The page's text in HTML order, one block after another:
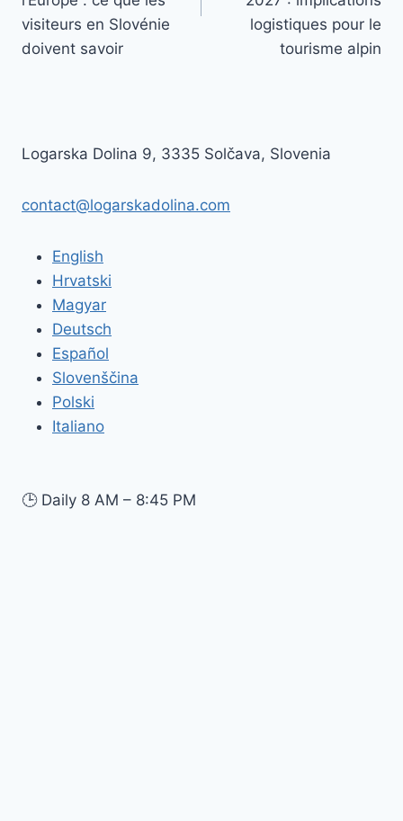
visiteurs en Slovénie
doivent savoir
logistiques pour le
tourisme alpin
Logarska Dolina 9, 3335 Solčava, Slovenia
contact@logarskadolina.com
English
Hrvatski
Magyar
Deutsch
Español
Slovenščina
Polski
Italiano
🕒 Daily 8 AM – 8:45 PM